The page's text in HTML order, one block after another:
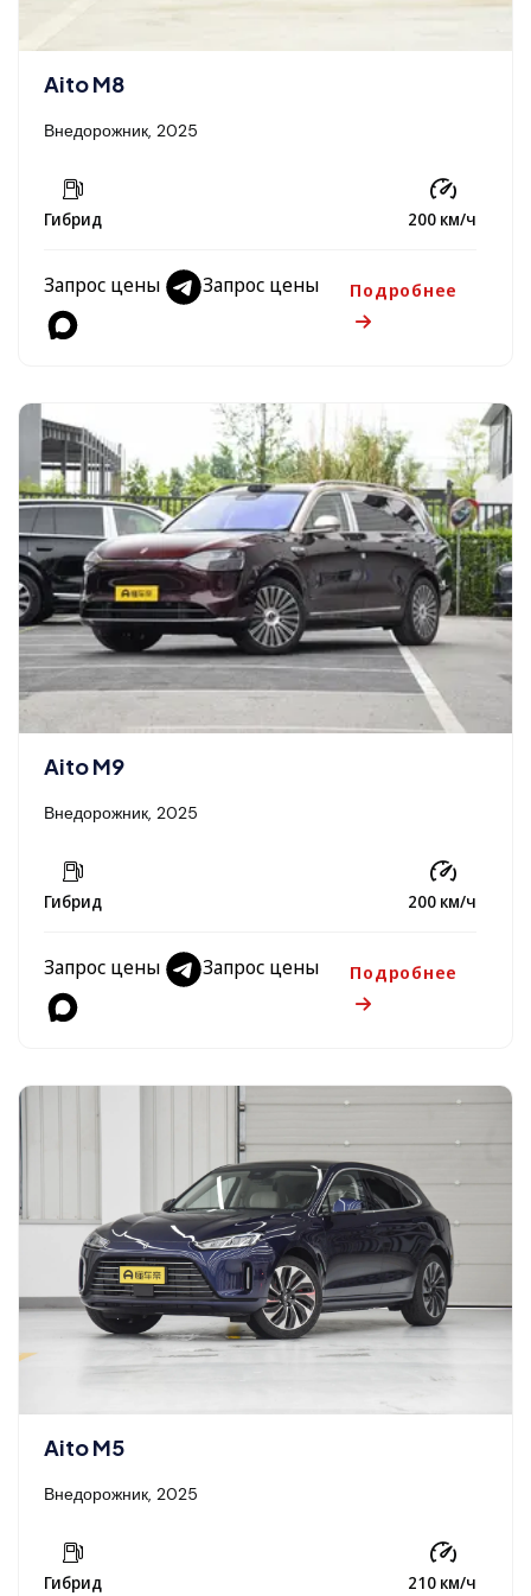
Aito M8
Внедорожник, 2025
Гибрид 200 км/ч
Запрос цены Запрос цены Подробнее
Aito M9
Внедорожник, 2025
Гибрид 200 км/ч
Запрос цены Запрос цены Подробнее
Aito M5
Внедорожник, 2025
Гибрид 210 км/ч